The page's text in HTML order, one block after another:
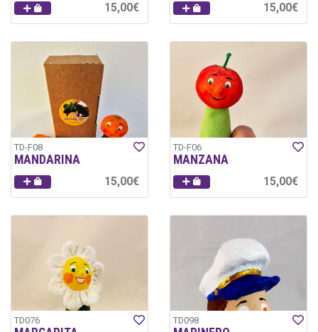
15,00€ 15,00€
TD-F08
MANDARINA
15,00€
TD-F06
MANZANA
15,00€
TD076 TD098